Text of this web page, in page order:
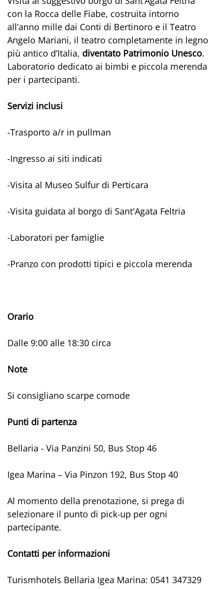
con la Rocca delle Fiabe, costruita intorno
all’anno mille dai Conti di Bertinoro e il Teatro
Angelo Mariani, il teatro completamente in legno
più antico d’Italia, diventato Patrimonio Unesco.
Laboratorio dedicato ai bimbi e piccola merenda
per i partecipanti.
Servizi inclusi
-Trasporto a/r in pullman
-Ingresso ai siti indicati
-Visita al Museo Sulfur di Perticara
-Visita guidata al borgo di Sant'Agata Feltria
-Laboratori per famiglie
-Pranzo con prodotti tipici e piccola merenda
Orario
Dalle 9:00 alle 18:30 circa
Note
Si consigliano scarpe comode
Punti di partenza
Bellaria - Via Panzini 50, Bus Stop 46
Igea Marina – Via Pinzon 192, Bus Stop 40
Al momento della prenotazione, si prega di
selezionare il punto di pick-up per ogni
partecipante.
Contatti per informazioni
Turismhotels Bellaria Igea Marina: 0541 347329